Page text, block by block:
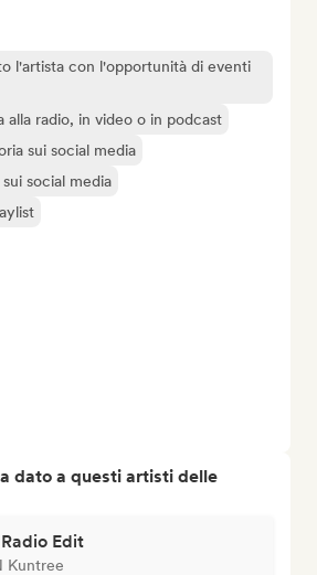
l'artista con l'opportunità di eventi
alla radio, in video o in podcast
sui social media
social media
dato a questi artisti delle
Edit
Kuntree